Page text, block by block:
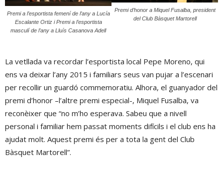
Premi a l’esportista femení de l’any a Lucía
Escalante Ortiz i Premi a l’esportista
masculí de l’any a Lluís Casanova Adell
Premi d’honor a Miquel Fusalba, president
del Club Bàsquet Martorell
La vetllada va recordar l’esportista local Pepe Moreno, qui
ens va deixar l’any 2015 i familiars seus van pujar a l’escenari
per recollir un guardó commemoratiu. Alhora, el guanyador del
premi d’honor –l’altre premi especial-, Miquel Fusalba, va
reconèixer que “no m’ho esperava. Sabeu que a nivell
personal i familiar hem passat moments difícils i el club ens ha
ajudat molt. Aquest premi és per a tota la gent del Club
Bàsquet Martorell”.